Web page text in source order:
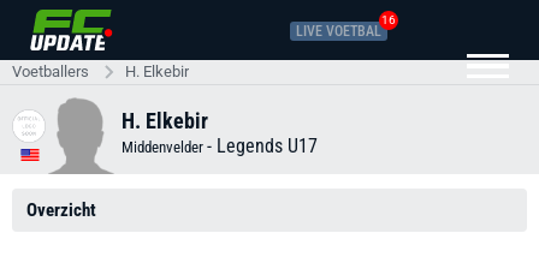
LIVE VOETBAL
16
Voetballers H. Elkebir
H. Elkebir
Middenvelder - Legends U17
Overzicht